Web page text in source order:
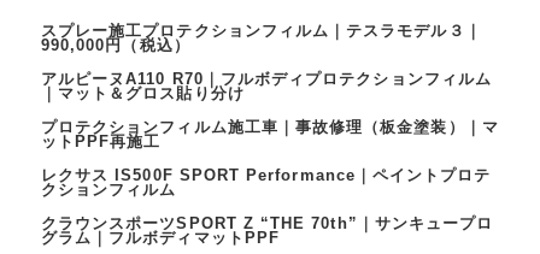
スプレー施工プロテクションフィルム｜テスラモデル３｜
990,000円（税込）
アルピーヌA110 R70｜フルボディプロテクションフィルム
｜マット＆グロス貼り分け
プロテクションフィルム施工車｜事故修理（板金塗装）｜マ
ットPPF再施工
レクサス IS500F SPORT Performance｜ペイントプロテ
クションフィルム
クラウンスポーツSPORT Z “THE 70th”｜サンキュープロ
グラム｜フルボディマットPPF